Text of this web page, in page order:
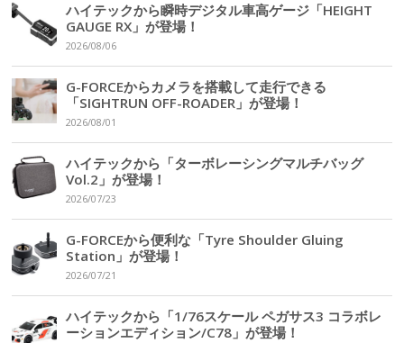
ハイテックから瞬時デジタル車高ゲージ「HEIGHT
GAUGE RX」が登場！
2026/08/06
G-FORCEからカメラを搭載して走行できる
「SIGHTRUN OFF-ROADER」が登場！
2026/08/01
ハイテックから「ターボレーシングマルチバッグ
Vol.2」が登場！
2026/07/23
G-FORCEから便利な「Tyre Shoulder Gluing
Station」が登場！
2026/07/21
ハイテックから「1/76スケール ペガサス3 コラボレ
ーションエディション/C78」が登場！